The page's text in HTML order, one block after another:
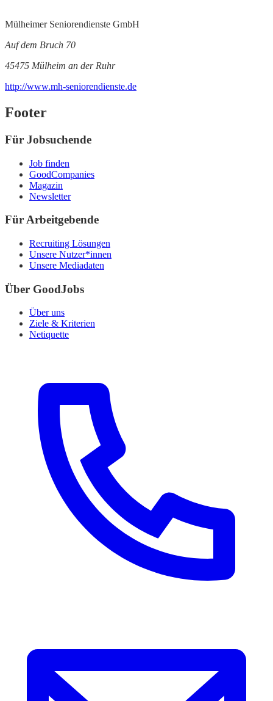
Mülheimer Seniorendienste GmbH
Auf dem Bruch 70
45475 Mülheim an der Ruhr
http://www.mh-seniorendienste.de
Footer
Für Jobsuchende
Job finden
GoodCompanies
Magazin
Newsletter
Für Arbeitgebende
Recruiting Lösungen
Unsere Nutzer*innen
Unsere Mediadaten
Über GoodJobs
Über uns
Ziele & Kriterien
Netiquette